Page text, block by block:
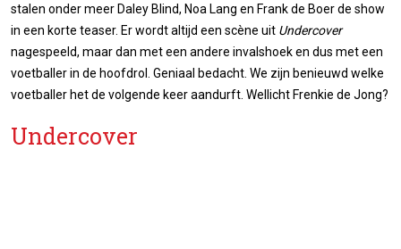
stalen onder meer Daley Blind, Noa Lang en Frank de Boer de show
in een korte teaser. Er wordt altijd een scène uit Undercover
nagespeeld, maar dan met een andere invalshoek en dus met een
voetballer in de hoofdrol. Geniaal bedacht. We zijn benieuwd welke
voetballer het de volgende keer aandurft. Wellicht Frenkie de Jong?
Undercover